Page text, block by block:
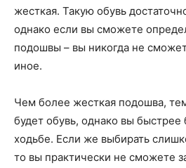
жесткая. Такую обувь
однако если вы сможете
подошвы – вы никогда не
иное.
Чем более жесткая подошва,
будет обувь, однако вы быстрее
ходьбе. Если же выбирать
то вы практически не сможете